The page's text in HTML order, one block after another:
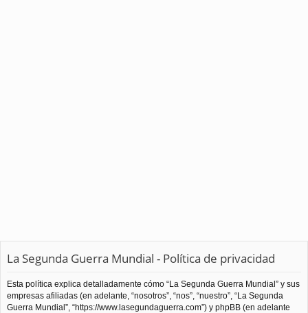
La Segunda Guerra Mundial - Política de privacidad
Esta política explica detalladamente cómo “La Segunda Guerra Mundial” y sus
empresas afiliadas (en adelante, “nosotros”, “nos”, “nuestro”, “La Segunda
Guerra Mundial”, “https://www.lasegundaguerra.com”) y phpBB (en adelante